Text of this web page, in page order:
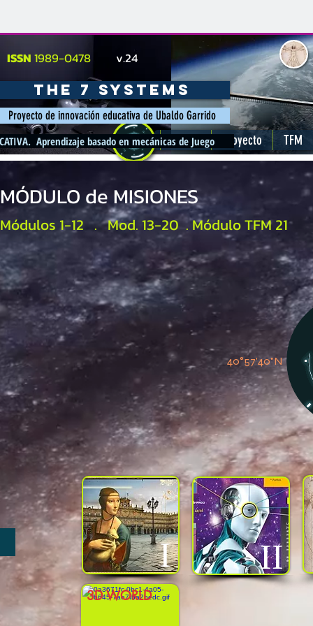
INICIO Proyecto TFM
ISSN1989-0478 v.24
The 7 systems
Proyecto de innovación educativa de Ubaldo Garrido
Aprendizaje basado en mecánicas de Juego
MÓDULO de MISIONES
Módulos 1-12 . Mod. 13-20 . Módulo TFM 21
I II
3D WORLD